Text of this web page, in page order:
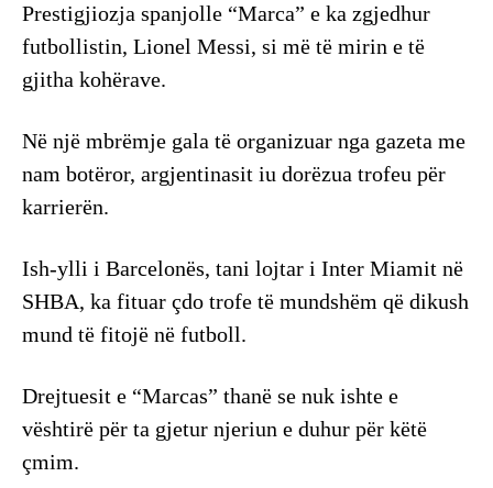
Prestigjiozja spanjolle “Marca” e ka zgjedhur
futbollistin, Lionel Messi, si më të mirin e të
gjitha kohërave.
Në një mbrëmje gala të organizuar nga gazeta me
nam botëror, argjentinasit iu dorëzua trofeu për
karrierën.
Ish-ylli i Barcelonës, tani lojtar i Inter Miamit në
SHBA, ka fituar çdo trofe të mundshëm që dikush
mund të fitojë në futboll.
Drejtuesit e “Marcas” thanë se nuk ishte e
vështirë për ta gjetur njeriun e duhur për këtë
çmim.